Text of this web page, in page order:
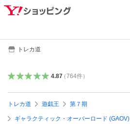
トレカ道
4.87（764件）
トレカ道 遊戯王 第７期
ギャラクティック・オーバーロード (GAOV)